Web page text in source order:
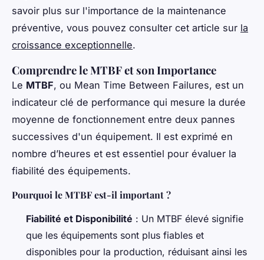
savoir plus sur l'importance de la maintenance
préventive, vous pouvez consulter cet article sur la
croissance exceptionnelle.
Comprendre le MTBF et son Importance
Le MTBF, ou Mean Time Between Failures, est un
indicateur clé de performance qui mesure la durée
moyenne de fonctionnement entre deux pannes
successives d'un équipement. Il est exprimé en
nombre d’heures et est essentiel pour évaluer la
fiabilité des équipements.
Pourquoi le MTBF est-il important ?
Fiabilité et Disponibilité : Un MTBF élevé signifie
que les équipements sont plus fiables et
disponibles pour la production, réduisant ainsi les